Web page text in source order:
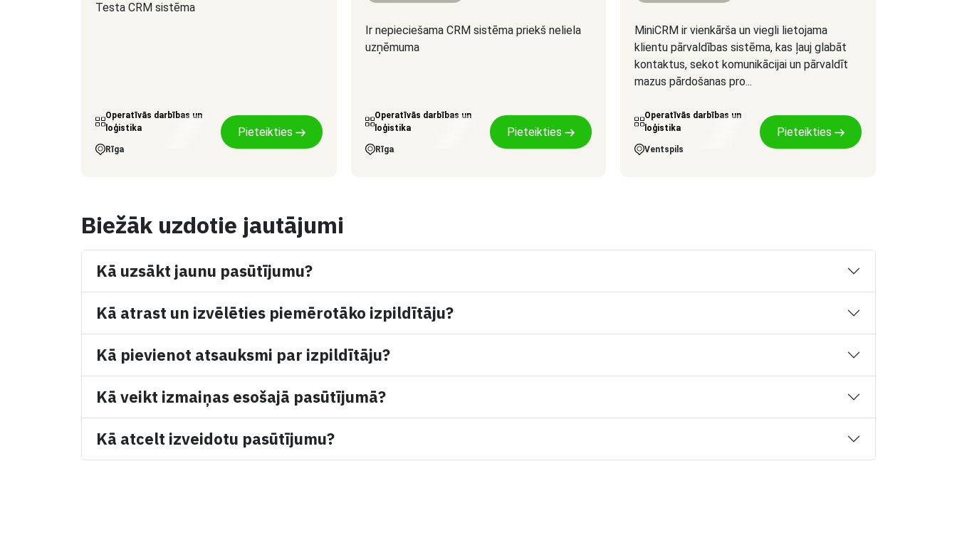
Testa CRM sistēma
Operatīvās darbības un
loģistika
Rīga
Pieteikties
Ir nepieciešama CRM sistēma priekš neliela
uzņēmuma
Operatīvās darbības un
loģistika
Rīga
Pieteikties
MiniCRM ir vienkārša un viegli lietojama
klientu pārvaldības sistēma, kas ļauj glabāt
kontaktus, sekot komunikācijai un pārvaldīt
mazus pārdošanas pro...
Operatīvās darbības un
loģistika
Ventspils
Pieteikties
Biežāk uzdotie jautājumi
Kā uzsākt jaunu pasūtījumu?
Kā atrast un izvēlēties piemērotāko izpildītāju?
Kā pievienot atsauksmi par izpildītāju?
Kā veikt izmaiņas esošajā pasūtījumā?
Kā atcelt izveidotu pasūtījumu?